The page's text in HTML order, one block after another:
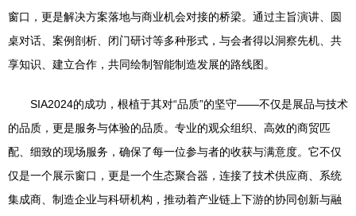
窗口，更是解决方案落地与商业机会对接的桥梁。通过主旨演讲、圆
桌对话、案例剖析、闭门研讨等多种形式，与会者得以洞察先机、共
享知识、建立合作，共同绘制智能制造发展的路线图。
SIA2024的成功，根植于其对“品质”的坚守——不仅是展品与技术
的品质，更是服务与体验的品质。专业的观众组织、高效的商贸匹
配、细致的现场服务，确保了每一位参与者的收获与满意度。它不仅
仅是一个展示窗口，更是一个生态聚合器，连接了技术供应商、系统
集成商、制造企业与科研机构，推动着产业链上下游的协同创新与融